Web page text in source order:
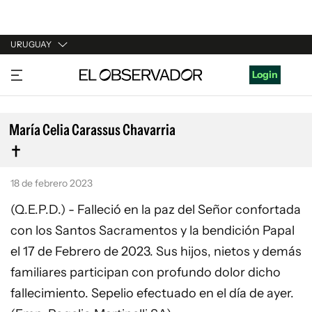
URUGUAY
URUGUAY
ARGENTINA
ESPAÑA
ESTADOS UNIDOS
Login
María Celia Carassus Chavarria
18 de febrero 2023
(Q.E.P.D.) - Falleció en la paz del Señor confortada
con los Santos Sacramentos y la bendición Papal
el 17 de Febrero de 2023. Sus hijos, nietos y demás
familiares participan con profundo dolor dicho
fallecimiento. Sepelio efectuado en el día de ayer.